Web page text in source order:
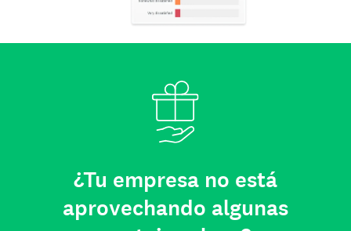
¿Tu empresa no está
aprovechando algunas